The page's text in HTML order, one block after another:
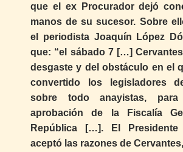
que el ex Procurador dejó
manos de su sucesor. Sobre
el periodista Joaquín López
que: “el sábado 7 […]
desgaste y del obstáculo en el
convertido los legisladores
sobre todo anayistas,
aprobación de la Fiscalía
República […]. El Presidente
aceptó las razones de